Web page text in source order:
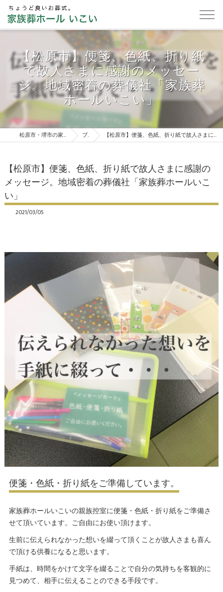
【松原市】便箋、色紙、折り紙
で故人さまに感謝のメッセー
ジ。地域密着の葬儀社「家族葬
ホールいこい」
松原市・堺市の家族葬は家族葬ホールいこい ブログ 【松原市】便箋、色紙、折り紙で故人さまに感謝のメッセージ。地域密着の葬儀社「家族葬ホールいこい」
【松原市】便箋、色紙、折り紙で故人さまに感謝の
メッセージ。地域密着の葬儀社「家族葬ホールいこ
い」
2021/03/05
便箋・色紙・折り紙をご準備しています。
家族葬ホールいこいの親族控室に便箋・色紙・折り紙をご準備さ
せて頂いています。ご自由にお使い頂けます。
生前に伝えられなかった想いを綴って頂くことが故人さまも喜ん
で頂ける供養になると思います。
手紙は、時間をかけて文字を綴ることで自分の気持ちを客観的に
見つめて、相手に伝えることのできる手段です。